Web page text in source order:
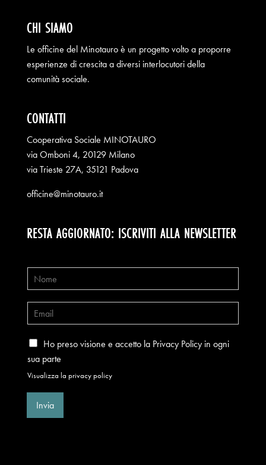
CHI SIAMO
Le officine del Minotauro è un progetto volto a proporre
esperienze di crescita a diversi interlocutori della
comunità sociale.
CONTATTI
Cooperativa Sociale MINOTAURO
via Omboni 4, 20129 Milano
via Trieste 27A, 35121 Padova
officine@minotauro.it
RESTA AGGIORNATO: ISCRIVITI ALLA NEWSLETTER
Ho preso visione e accetto la Privacy Policy in ogni
sua parte
Visualizza la privacy policy
Invia